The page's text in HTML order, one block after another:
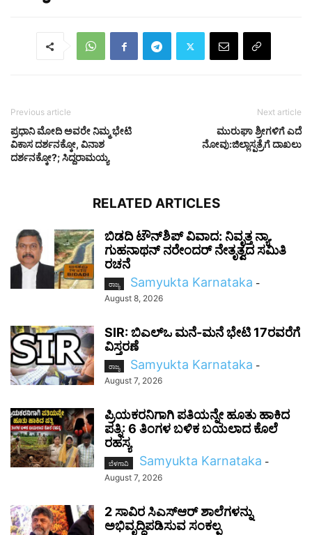
Previous article
ಪ್ರಧಾನಿ ಮೋದಿ ಅವರೇ ನಿಮ್ಮ ಭೇಟಿ
ವಿಕಾಸ ದರ್ಶನಕ್ಕೋ, ವಿನಾಶ
ದರ್ಶನಕ್ಕೋ?; ಸಿದ್ದರಾಮಯ್ಯ
Next article
ಮುರುಘಾ ಶ್ರೀಗಳಿಗೆ ಎದೆ
ನೋವು:ಜಿಲ್ಲಾಸ್ಪತ್ರೆಗೆ ದಾಖಲು
RELATED ARTICLES
ಬಿಡದಿ ಟೌನ್‌ಶಿಪ್ ವಿವಾದ: ನಿವೃತ್ತ ನ್ಯಾ.
ಗುಹನಾಥನ್ ನರೇಂದರ್ ನೇತೃತ್ವದ ಸಮಿತಿ
ರಚನೆ
ರಾಜ್ಯ Samyukta Karnataka -
August 8, 2026
SIR: ಬಿಎಲ್ಒ ಮನೆ-ಮನೆ ಭೇಟಿ 17ರವರೆಗೆ
ವಿಸ್ತರಣೆ
ರಾಜ್ಯ Samyukta Karnataka -
August 7, 2026
ಪ್ರಿಯಕರನಿಗಾಗಿ ಪತಿಯನ್ನೇ ಹೂತು ಹಾಕಿದ
ಪತ್ನಿ: 6 ತಿಂಗಳ ಬಳಿಕ ಬಯಲಾದ ಕೊಲೆ
ರಹಸ್ಯ
ಬೆಳಗಾವಿ Samyukta Karnataka -
August 7, 2026
2 ಸಾವಿರ ಸಿಎಸ್‌ಆರ್ ಶಾಲೆಗಳನ್ನು
ಅಭಿವೃದ್ಧಿಪಡಿಸುವ ಸಂಕಲ್ಪ